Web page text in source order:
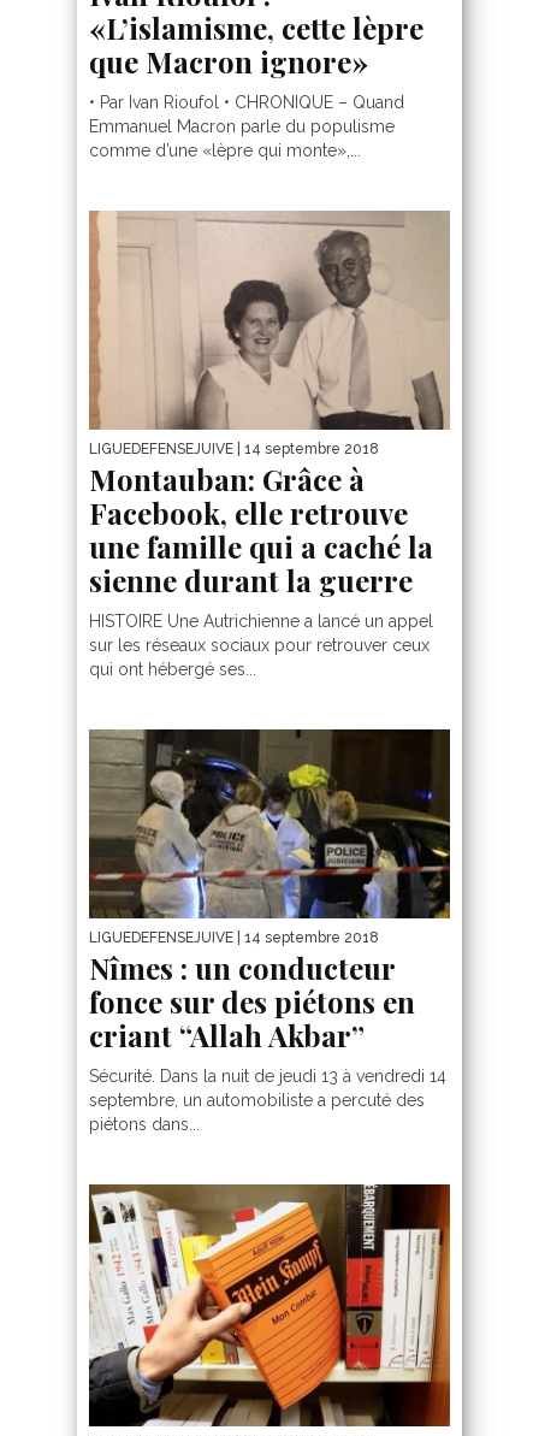
«L’islamisme, cette lèpre
que Macron ignore»
• Par Ivan Rioufol • CHRONIQUE – Quand
Emmanuel Macron parle du populisme
comme d’une «lèpre qui monte»,...
LIGUEDEFENSEJUIVE | 14 septembre 2018
Montauban: Grâce à
Facebook, elle retrouve
une famille qui a caché la
sienne durant la guerre
HISTOIRE Une Autrichienne a lancé un appel
sur les réseaux sociaux pour retrouver ceux
qui ont hébergé ses...
LIGUEDEFENSEJUIVE | 14 septembre 2018
Nîmes : un conducteur
fonce sur des piétons en
criant “Allah Akbar”
Sécurité. Dans la nuit de jeudi 13 à vendredi 14
septembre, un automobiliste a percuté des
piétons dans...